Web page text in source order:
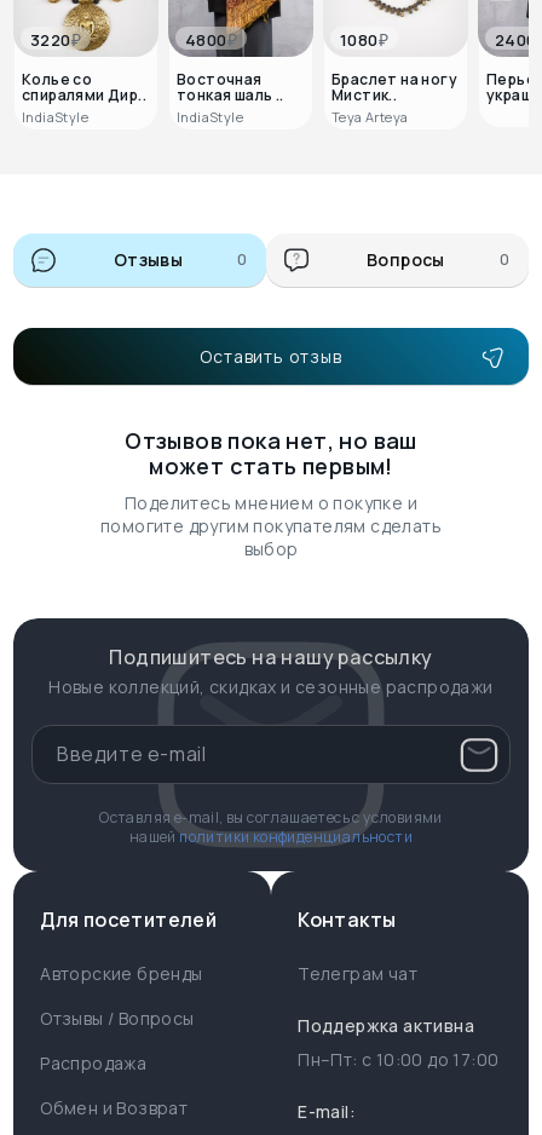
Для пользователя
Информация
3220₽
Колье со
спиралями Дир..
IndiaStyle
4800₽
Восточная
тонкая шаль ..
IndiaStyle
1080₽
Браслет на ногу
Мистик..
Teya Arteya
2400
Отзывы 0 Вопросы 0
Оставить отзыв
Отзывов пока нет, но ваш
может стать первым!
Поделитесь мнением о покупке и
помогите другим покупателям сделать
выбор
Для посетителей
Авторские бренды
Отзывы / Вопросы
Распродажа
Обмен и Возврат
Подпишитесь на нашу рассылку
Новые коллекций, скидках и сезонные распродажи
Оставляя e-mail, вы соглашаетесь с условиями
нашейполитики конфиденциальности
Контакты
Телеграм чат
Поддержка активна
Пн–Пт: с 10:00 до 17:00
E-mail: